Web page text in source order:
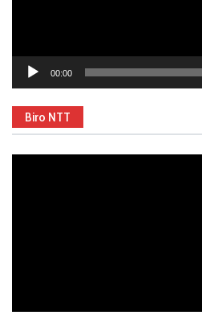
00:00
Biro NTT